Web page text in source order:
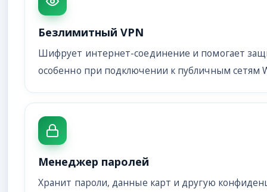
Безлимитный VPN
Шифрует интернет-соединение и помогает
особенно при подключении к публичным сетям
Менеджер паролей
Хранит пароли, данные карт и другую